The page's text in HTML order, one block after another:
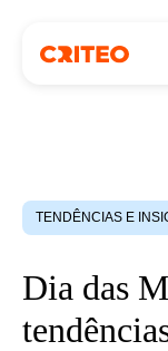
TENDÊNCIAS E
Dia das